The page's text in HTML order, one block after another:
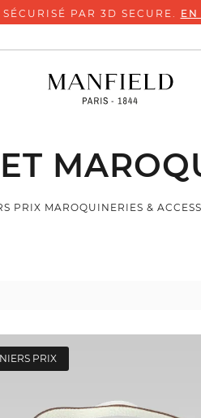
PAR 3D SECURE.
PRIX MAROQUINERIES &
PRIX